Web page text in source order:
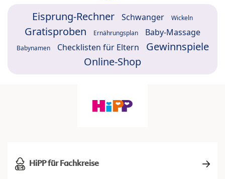
Eisprung-Rechner Schwanger Wickeln
Gratisproben Ernährungsplan Baby-Massage
Babynamen Checklisten für Eltern
Gewinnspiele
Online-Shop
HiPP für Fachkreise